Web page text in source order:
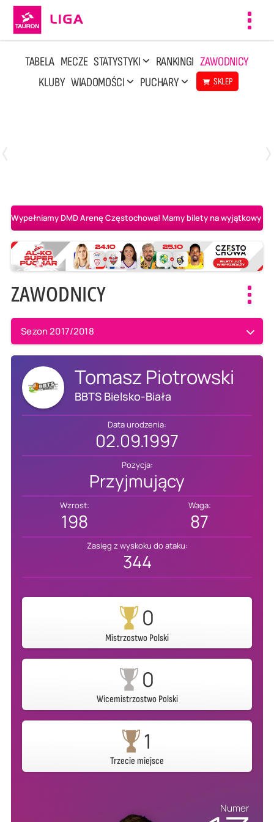
TABELA MECZE STATYSTYKI RANKINGI ZAWODNICY
KLUBY WIADOMOŚCI PUCHARY SKLEP
Wypełniamy DMD Arenę Częstochowa! Mamy bilety na wyjątkowy
ZAWODNICY
Sezon 2017/2018
Tomasz Piotrowski
BBTS Bielsko-Biała
Data urodzenia:
02.09.1997
Pozycja:
Przyjmujący
Wzrost:
198
Waga:
87
Zasięg z wyskoku do ataku:
344
0
Mistrzostwo Polski
0
Wicemistrzostwo Polski
1
Trzecie miejsce
Numer